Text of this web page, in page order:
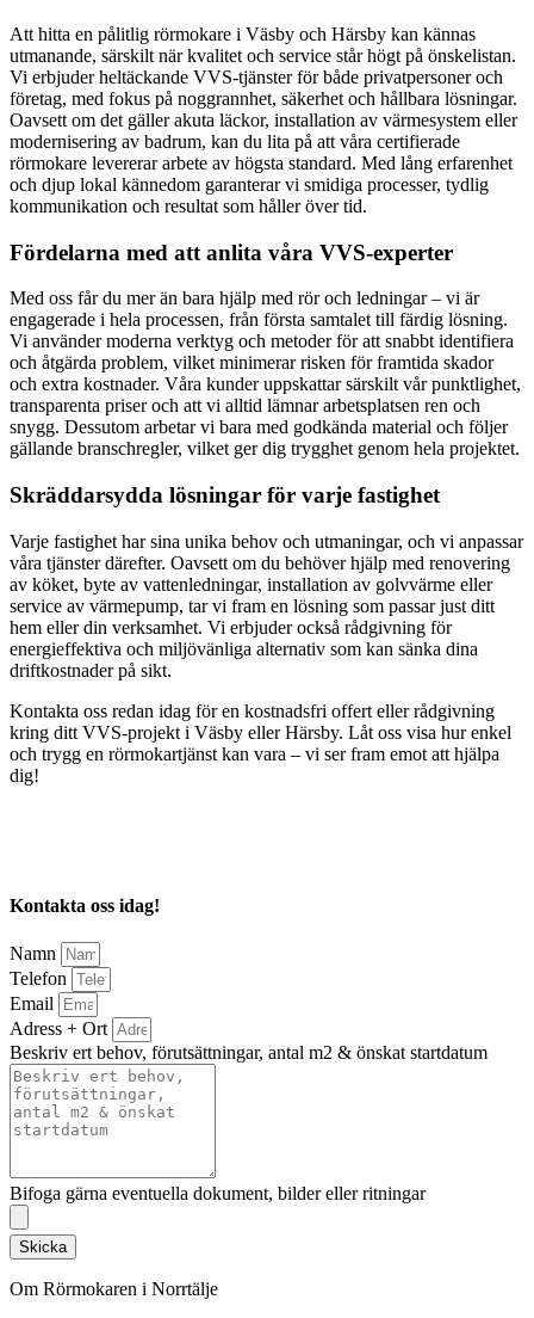
Att hitta en pålitlig rörmokare i Väsby och Härsby kan kännas
utmanande, särskilt när kvalitet och service står högt på önskelistan.
Vi erbjuder heltäckande VVS-tjänster för både privatpersoner och
företag, med fokus på noggrannhet, säkerhet och hållbara lösningar.
Oavsett om det gäller akuta läckor, installation av värmesystem eller
modernisering av badrum, kan du lita på att våra certifierade
rörmokare levererar arbete av högsta standard. Med lång erfarenhet
och djup lokal kännedom garanterar vi smidiga processer, tydlig
kommunikation och resultat som håller över tid.
Fördelarna med att anlita våra VVS-experter
Med oss får du mer än bara hjälp med rör och ledningar – vi är
engagerade i hela processen, från första samtalet till färdig lösning.
Vi använder moderna verktyg och metoder för att snabbt identifiera
och åtgärda problem, vilket minimerar risken för framtida skador
och extra kostnader. Våra kunder uppskattar särskilt vår punktlighet,
transparenta priser och att vi alltid lämnar arbetsplatsen ren och
snygg. Dessutom arbetar vi bara med godkända material och följer
gällande branschregler, vilket ger dig trygghet genom hela projektet.
Skräddarsydda lösningar för varje fastighet
Varje fastighet har sina unika behov och utmaningar, och vi anpassar
våra tjänster därefter. Oavsett om du behöver hjälp med renovering
av köket, byte av vattenledningar, installation av golvvärme eller
service av värmepump, tar vi fram en lösning som passar just ditt
hem eller din verksamhet. Vi erbjuder också rådgivning för
energieffektiva och miljövänliga alternativ som kan sänka dina
driftkostnader på sikt.
Kontakta oss redan idag för en kostnadsfri offert eller rådgivning
kring ditt VVS-projekt i Väsby eller Härsby. Låt oss visa hur enkel
och trygg en rörmokartjänst kan vara – vi ser fram emot att hjälpa
dig!
Kontakta oss idag!
Namn
Telefon
Email
Adress + Ort
Beskriv ert behov, förutsättningar, antal m2 & önskat startdatum
Bifoga gärna eventuella dokument, bilder eller ritningar
Skicka
Om Rörmokaren i Norrtälje